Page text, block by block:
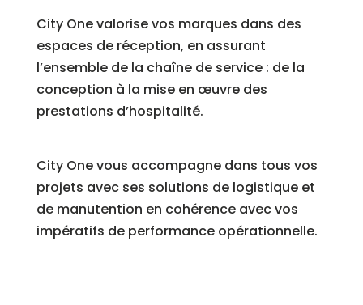
City One valorise vos marques dans des
espaces de réception, en assurant
l’ensemble de la chaîne de service : de la
conception à la mise en œuvre des
prestations d’hospitalité.
City One vous accompagne dans tous vos
projets avec ses solutions de logistique et
de manutention en cohérence avec vos
impératifs de performance opérationnelle.